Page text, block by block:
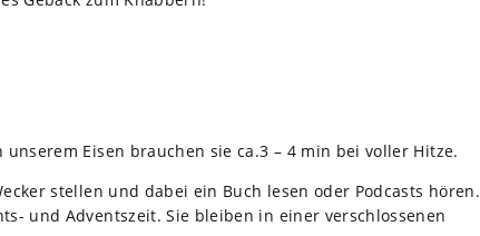
Eisen brau­chen sie ca.3 – 4 min bei vol­ler Hitze.
stel­len und dabei ein Buch lesen oder Pod­casts hören.
und Advents­zeit. Sie blei­ben in einer ver­schlos­se­nen